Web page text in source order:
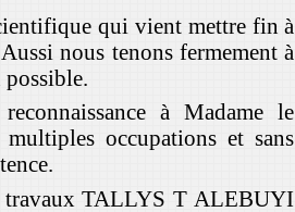
qui vient mettre fin à
nous tenons fermement à
à Madame le
occupations et sans
travaux TALLYS T ALEBUYI